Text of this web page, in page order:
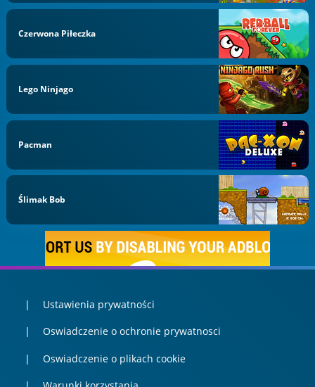
Czerwona Piłeczka
Lego Ninjago
Pacman
Ślimak Bob
Ustawienia prywatności
Oswiadczenie o ochronie prywatnosci
Oswiadczenie o plikach cookie